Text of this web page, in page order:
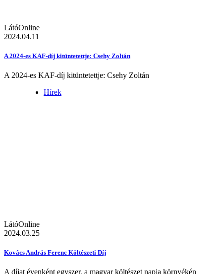
LátóOnline
2024.04.11
A 2024-es KAF-díj kitüntetettje: Csehy Zoltán
A 2024-es KAF-díj kitüntetettje: Csehy Zoltán
Hírek
LátóOnline
2024.03.25
Kovács András Ferenc Költészeti Díj
A díjat évenként egyszer, a magyar költészet napja környékén